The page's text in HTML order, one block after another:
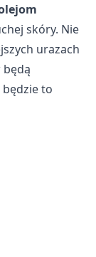
skóry. Nie
urazach
to